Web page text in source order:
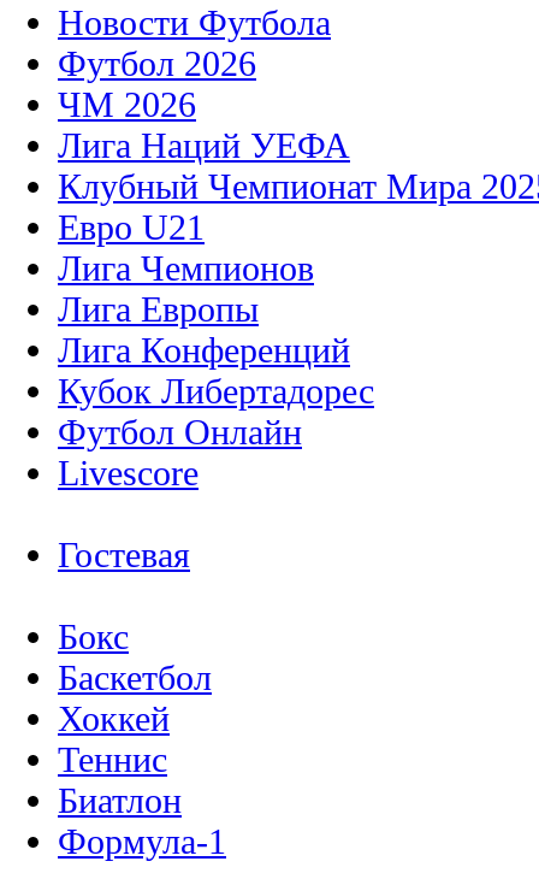
Новости Футбола
Футбол 2026
ЧМ 2026
Лига Наций УЕФА
Клубный Чемпионат Мира
Евро U21
Лига Чемпионов
Лига Европы
Лига Конференций
Кубок Либертадорес
Футбол Онлайн
Livescore
Гостевая
Бокс
Баскетбол
Хоккей
Теннис
Биатлон
Формула-1